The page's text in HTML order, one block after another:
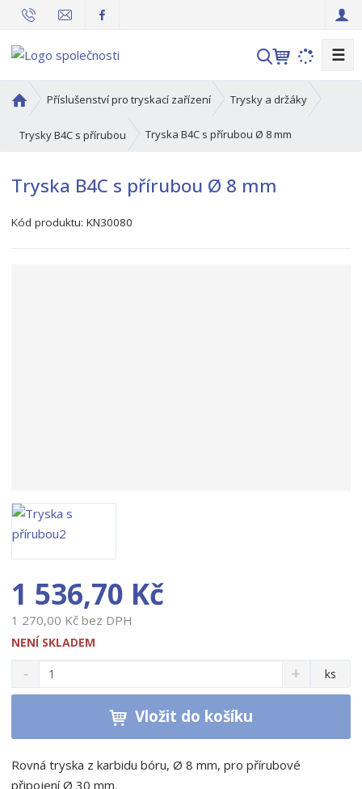
V
h
e
t
☰
v
o
í
t
Příslušenství pro tryskací zařízení Trysky a držáky
Trysky B4C s přírubou Tryska B4C s přírubou Ø 8 mm
Tryska B4C s přírubou Ø 8 mm
Kód produktu:KN30080
1 536,70 Kč
1 270,00 Kč bez DPH
NENÍ SKLADEM
m
i
p
N
a
v
t
S
n
í
m
n
ks
Vložit do košíku
Rovná tryska z karbidu bóru, Ø 8 mm,pro přírubové
připojení Ø 30 mm.